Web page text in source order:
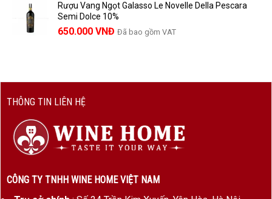
Rượu Vang Ngọt Galasso Le Novelle Della Pescara
Semi Dolce 10%
650.000 VNĐ Đã bao gồm VAT
THÔNG TIN LIÊN HỆ
CÔNG TY TNHH WINE HOME VIỆT NAM